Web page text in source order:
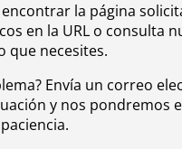
la página
en la URL o consulta
que necesites.
Envía un correo
y nos pondremos